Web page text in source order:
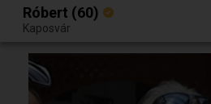
Egy jó randiból bármi lehet.
Róbert (60)
Kaposvár